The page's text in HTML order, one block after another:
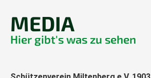
MEDIA
Hier gibt's was zu sehen